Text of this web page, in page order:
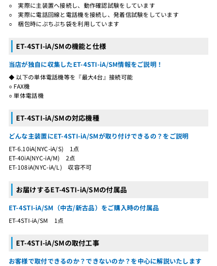
○ 実際に主装置へ接続し、動作確認試験をしています
○ 実際に電話回線と電話機を接続し、発着信試験をしています
○ 梱包時にぷちぷち袋を利用しています
ET-4STI-iA/SMの機能と仕様
当店が独自に収集したET-4STI-iA/SM情報をご説明！
◆ 以下の単体電話機等を『最大4台』接続可能
○ FAX機
○ 単体電話機
ET-4STI-iA/SMの対応機種
どんな主装置にET-4STI-iA/SMが取り付けできるの？をご説明
ET-6.10iA(NYC-iA/S) 1点
ET-40iA(NYC-iA/M) 2点
ET-108iA(NYC-iA/L) 収容不可
お届けするET-4STI-iA/SMの付属品
ET-4STI-iA/SM（中古/新古品）をご購入時の付属品
ET-4STI-iA/SM 1点
ET-4STI-iA/SMの取付工事
お客様で取付できるのか？できないのか？を中心に解説いたします